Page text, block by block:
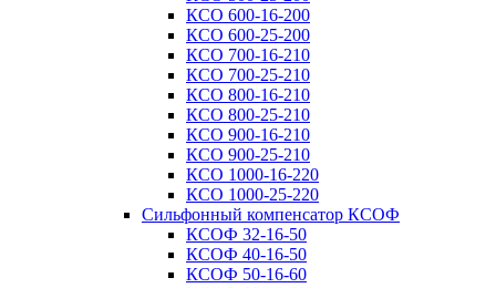
КСО 600-16-200
КСО 600-25-200
КСО 700-16-210
КСО 700-25-210
КСО 800-16-210
КСО 800-25-210
КСО 900-16-210
КСО 900-25-210
КСО 1000-16-220
КСО 1000-25-220
Сильфонный компенсатор КСОФ
КСОФ 32-16-50
КСОФ 40-16-50
КСОФ 50-16-60